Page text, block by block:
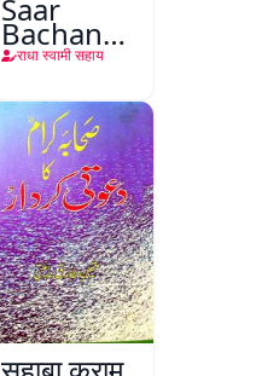
Saar
Bachan
Nasr
राधा स्वामी सहाय